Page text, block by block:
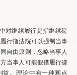
对继续履行是指继续磋
行指法院可以强制当事
自由原则，忽略当事人
当事人可能假借履行磋
益。理论中有一种观点